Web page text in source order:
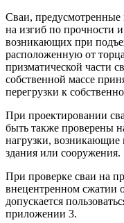
Сваи, предусмотренные
на изгиб по прочности
возникающих при
расположенную от
призматической части
собственной массе
перегрузки к
При проектировании
быть также проверены
нагрузки, возникающие
здания или сооружения.
При проверке сваи на
внецентренном сжатии
допускается
приложении 3.